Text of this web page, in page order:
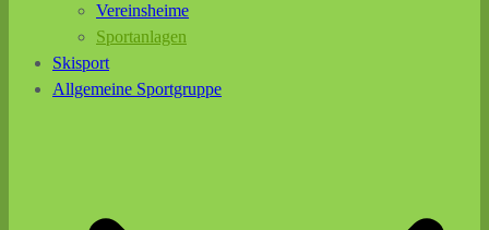
Vereinsheime
Sportanlagen
Skisport
Allgemeine Sportgruppe